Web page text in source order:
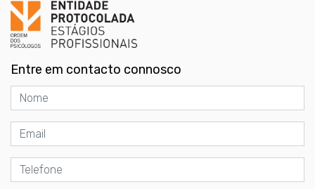
Entre em contacto connosco